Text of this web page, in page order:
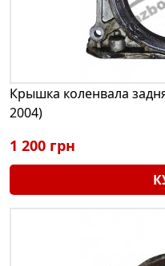
Крышка коленвала
2004)
1 200 грн